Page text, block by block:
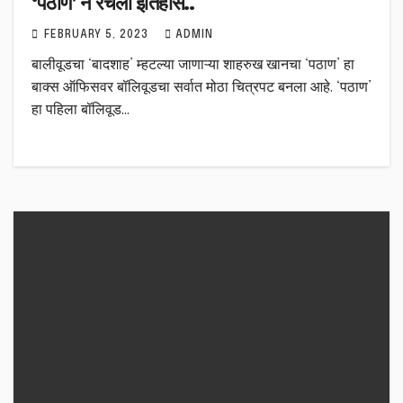
FEBRUARY 5, 2023 ADMIN
बालीवूडचा ‘बादशाह’ म्हटल्या जाणाऱ्या शाहरुख खानचा ‘पठाण’ हा
बाक्स ऑफिसवर बॉलिवूडचा सर्वात मोठा चित्रपट बनला आहे. ‘पठाण’
हा पहिला बॉलिवूड…